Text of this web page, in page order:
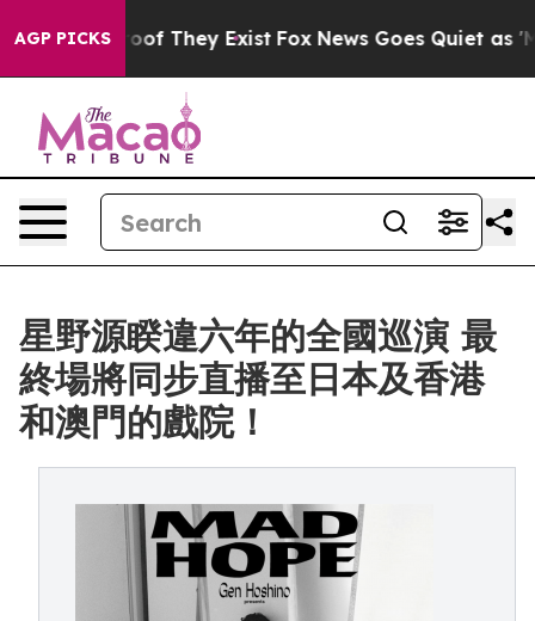
AGP PICKS
no Proof They Exist Fox News Goes Quiet as
星野源睽違六年的全國巡演 最
終場將同步直播至日本及香港
和澳門的戲院！